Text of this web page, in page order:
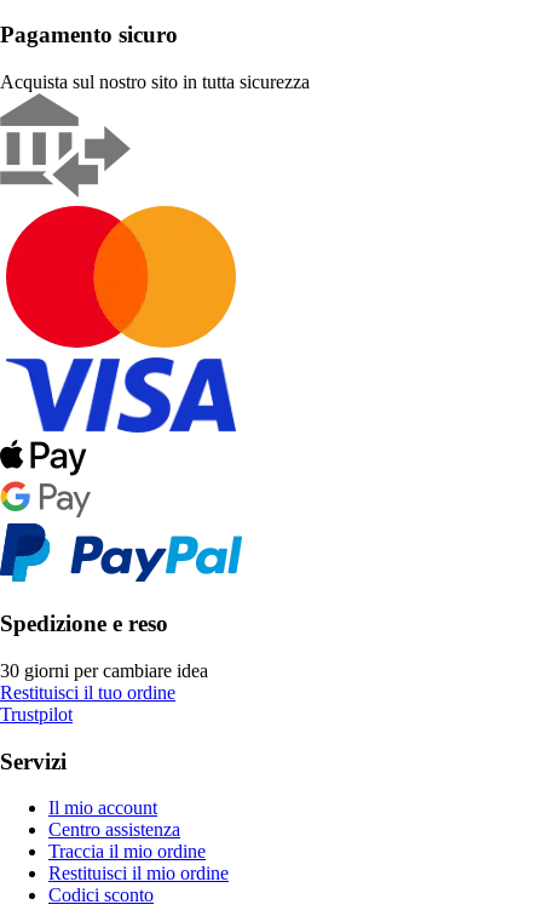
Pagamento sicuro
Acquista sul nostro sito in tutta sicurezza
Spedizione e reso
30 giorni per cambiare idea
Restituisci il tuo ordine
Trustpilot
Servizi
Il mio account
Centro assistenza
Traccia il mio ordine
Restituisci il mio ordine
Codici sconto